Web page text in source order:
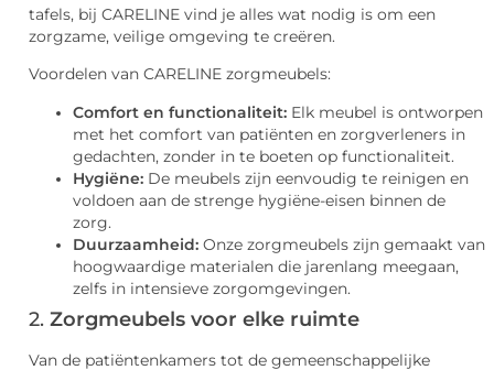
tafels, bij CARELINE vind je alles wat nodig is om een
zorgzame, veilige omgeving te creëren.
Voordelen van CARELINE zorgmeubels:
Comfort en functionaliteit: Elk meubel is ontworpen
met het comfort van patiënten en zorgverleners in
gedachten, zonder in te boeten op functionaliteit.
Hygiëne: De meubels zijn eenvoudig te reinigen en
voldoen aan de strenge hygiëne-eisen binnen de
zorg.
Duurzaamheid: Onze zorgmeubels zijn gemaakt van
hoogwaardige materialen die jarenlang meegaan,
zelfs in intensieve zorgomgevingen.
2. Zorgmeubels voor elke ruimte
Van de patiëntenkamers tot de gemeenschappelijke